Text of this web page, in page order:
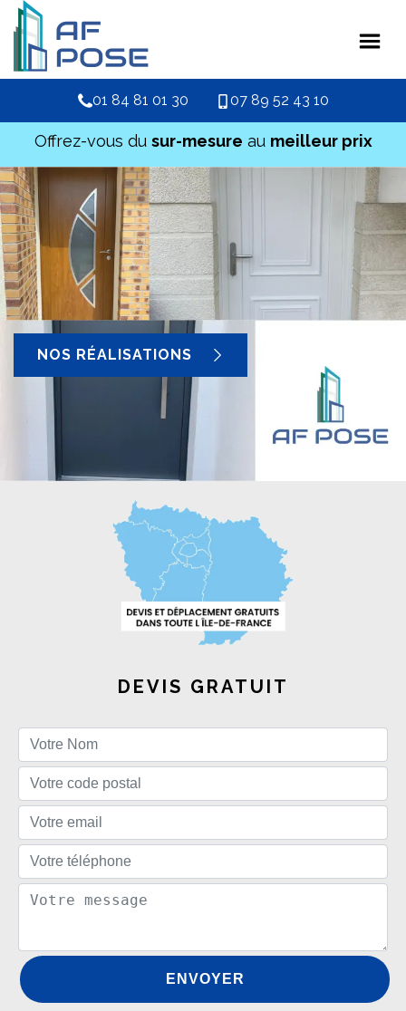
01 84 81 01 30 07 89 52 43 10
Offrez-vous du sur-mesure au meilleur prix
NOS RÉALISATIONS
DEVIS GRATUIT